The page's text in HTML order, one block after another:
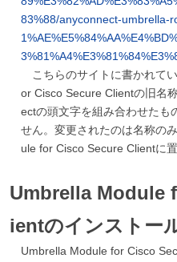
83%88/anyconnect-umbrella-
こちらのサイトに書かれて
or Cisco Secure Clientの旧名
ectの頭文字を組み合わせたも
せん。変更されたのは名称の
ule for Cisco Secure Clientに
Umbrella Module
ientのインストー
Umbrella Module for Cisco